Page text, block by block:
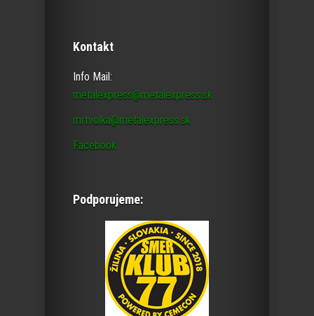
Kontakt
Info Mail:
metalexpress@metalexpress.sk
mrtvolka@metalexpress.sk
Facebook
Podporujeme: